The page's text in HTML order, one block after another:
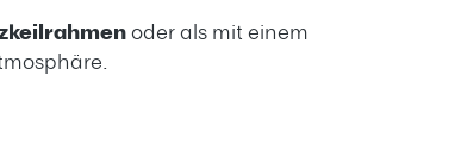
oder als mit einem